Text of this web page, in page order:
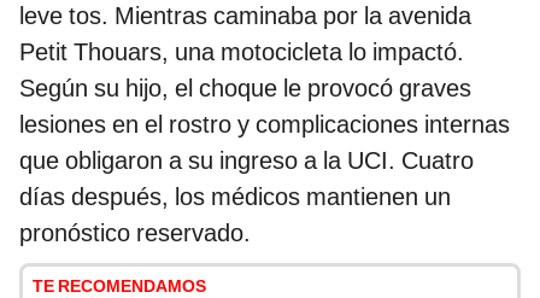
leve tos. Mientras caminaba por la avenida
Petit Thouars, una motocicleta lo impactó.
Según su hijo, el choque le provocó graves
lesiones en el rostro y complicaciones internas
que obligaron a su ingreso a la UCI. Cuatro
días después, los médicos mantienen un
pronóstico reservado.
TE RECOMENDAMOS